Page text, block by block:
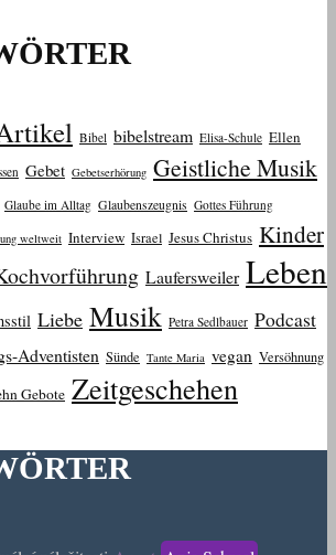
Bibel bibelstream Elisa-Schule Ellen
Gebet Gebetserhörung Geistliche Musik
Glaube im Alltag Glaubenszeugnis Gottes Führung
weltweit Interview Israel Jesus Christus Kinder
Laufersweiler Leben
Liebe Musik Petra Sedlbauer Podcast
Adventisten Sünde Tante Maria vegan Versöhnung
Gebote Zeitgeschehen